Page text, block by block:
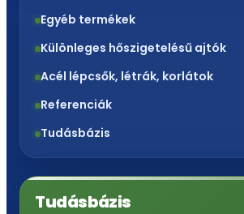
Egyéb termékek
Különleges hőszigetelésű ajtók
Acél lépcsők, létrák, korlátok
Referenciák
Tudásbázis
Tudásbázis